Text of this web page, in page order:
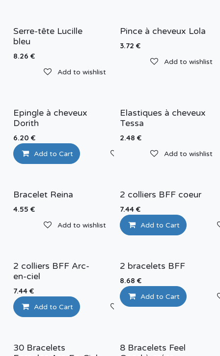
Serre-tête Lucille
bleu
8.26 €
Add to wishlist
Pince à cheveux Lola
3.72 €
Add to wishlist
Epingle à cheveux
Dorith
6.20 €
Add to Cart Add to wishlist
Elastiques à cheveux
Tessa
2.48 €
Add to wishlist
Bracelet Reina
4.55 €
Add to wishlist
2 colliers BFF coeur
7.44€
Add to Cart
2 colliers BFF Arc-
en-ciel
7.44 €
Add to Cart Add to wishlist
2 bracelets BFF
8.68 €
Add to Cart
30 Bracelets
8 Bracelets Feel